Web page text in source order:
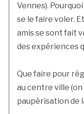
Vennes).
se le faire voler.
amis se sont fait
des expériences
Que faire pour
au centre ville
paupérisation de